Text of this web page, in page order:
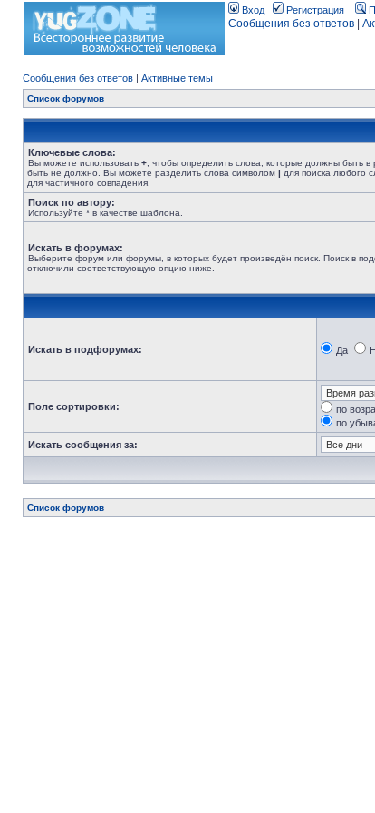
Вход Регистрация
Сообщения без ответов
Сообщения без ответов | Активные темы
Список форумов
Ключевые слова:
Вы можете использовать + , чтобы определить слова, которые должны быть в
быть не должно. Вы можете разделить слова символом | для поиска любого
для частичного совпадения.
Поиск по автору:
Используйте * в качестве шаблона.
Искать в форумах:
Выберите форум или форумы, в которых будет произведён поиск. Поиск в
отключили соответствующую опцию ниже.
Искать в подфорумах: Да
Поле сортировки:
по
по
Искать сообщения за:
Список форумов